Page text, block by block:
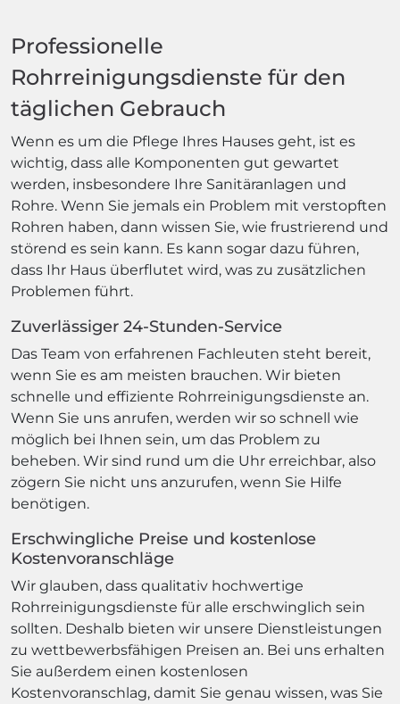
Professionelle
Rohrreinigungsdienste für den
täglichen Gebrauch
Wenn es um die Pflege Ihres Hauses geht, ist es
wichtig, dass alle Komponenten gut gewartet
werden, insbesondere Ihre Sanitäranlagen und
Rohre. Wenn Sie jemals ein Problem mit verstopften
Rohren haben, dann wissen Sie, wie frustrierend und
störend es sein kann. Es kann sogar dazu führen,
dass Ihr Haus überflutet wird, was zu zusätzlichen
Problemen führt.
Zuverlässiger 24-Stunden-Service
Das Team von erfahrenen Fachleuten steht bereit,
wenn Sie es am meisten brauchen. Wir bieten
schnelle und effiziente Rohrreinigungsdienste an.
Wenn Sie uns anrufen, werden wir so schnell wie
möglich bei Ihnen sein, um das Problem zu
beheben. Wir sind rund um die Uhr erreichbar, also
zögern Sie nicht uns anzurufen, wenn Sie Hilfe
benötigen.
Erschwingliche Preise und kostenlose
Kostenvoranschläge
Wir glauben, dass qualitativ hochwertige
Rohrreinigungsdienste für alle erschwinglich sein
sollten. Deshalb bieten wir unsere Dienstleistungen
zu wettbewerbsfähigen Preisen an. Bei uns erhalten
Sie außerdem einen kostenlosen
Kostenvoranschlag, damit Sie genau wissen, was Sie